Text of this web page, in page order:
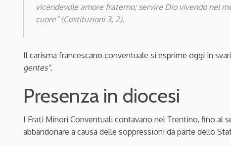
vicendevole amore fraterno; servire Dio vivendo nel
cuore” (Costituzioni 3, 2).
Il carisma francescano conventuale si esprime oggi in
gentes”.
Presenza in diocesi
I Frati Minori Conventuali contavano nel Trentino, fino al
abbandonare a causa delle soppressioni da parte dello